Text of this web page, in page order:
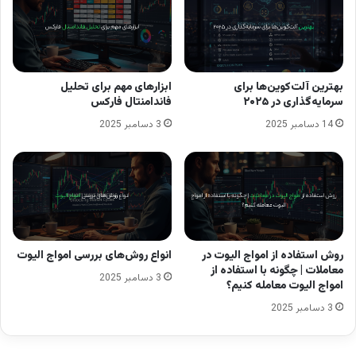
توانایی واکنش سریع به تغییرات را دارند و می‌توانند
ریسک نوسانات بازار را مدیریت کنند. ابزارهایی مانند
تقویم اقتصادی و خبرگزاری‌های لحظه‌ای از اهمیت
بالایی برخوردارند، زیرا این منابع به معامله‌گران کمک
می‌کنند تا همیشه از آخرین اخبار مطلع باشند و در
زمان انتشار خبر، بهترین تصمیمات ممکن را اتخاذ
کنند. موفقیت در معامله‌گری بر اساس اخبار نیازمند
توانایی تحلیل دقیق اخبار و ورود به موقع به معاملات
است.
بهترین آلت‌کوین‌ها برای
سرمایه‌گذاری در ۲۰۲۵
14 دسامبر 2025
ابزارهای مهم برای تحلیل
فاندامنتال فارکس
3 دسامبر 2025
روش استفاده از امواج الیوت در
معاملات | چگونه با استفاده از
امواج الیوت معامله کنیم؟
3 دسامبر 2025
انواع روش‌های بررسی امواج الیوت
3 دسامبر 2025